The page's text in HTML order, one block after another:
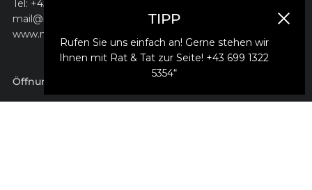
Tel: +43 699 1322 5354
mail@moebelwerk.at
www.moebelwerk.at
Öffnungszeiten
TIPP
Rufen Sie uns einfach an! Gerne stehen wir
Ihnen mit Rat & Tat zur Seite! +43 699 1322
5354“